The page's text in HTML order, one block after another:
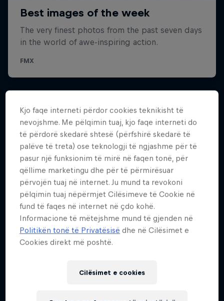
Kjo faqe interneti përdor cookies teknikisht të
nevojshme. Me pëlqimin tuaj, kjo faqe interneti do
të përdorë skedarë shtesë (përfshirë skedarë të
palëve të treta) ose teknologji të ngjashme për të
pasur një funksionim të mirë në faqen tonë, për
qëllime marketingu dhe për të përmirësuar
përvojën tuaj në internet. Ju mund ta revokoni
pëlqimin tuaj nëpërmjet Cilësimeve të Cookie në
fund të faqes në internet në çdo kohë.
Informacione të mëtejshme mund të gjenden në
Politikën tonë të Privatësisë dhe në Cilësimet e
Cookies direkt më poshtë.
Cilësimet e cookies